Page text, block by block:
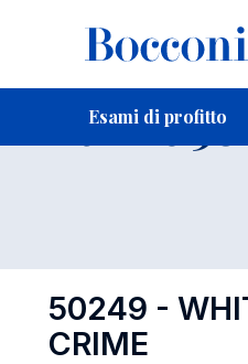
Esami di profitto
Esame
50249 -
CRIME